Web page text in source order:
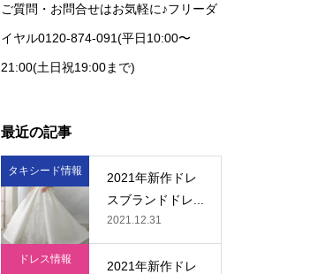
ご質問・お問合せはお気軽に♪フリーダ
イヤル0120-874-091(平日10:00〜
21:00(土日祝19:00まで)
最近の記事
2021年新作ドレ
スブランドドレ...
2021.12.31
タキシード情報
2021年新作ドレ
ドレス情報